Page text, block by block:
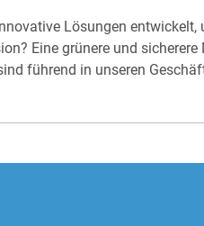
Lösungen
Eine grünere und
führend in unseren